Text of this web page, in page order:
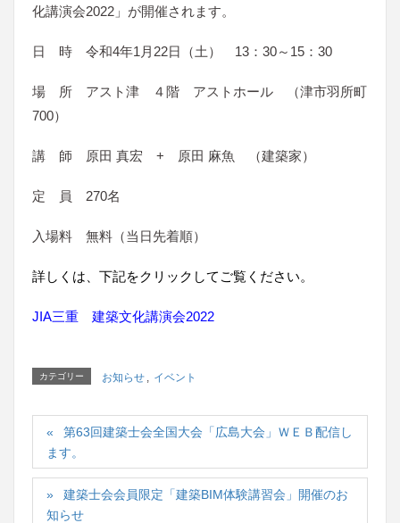
化講演会2022」が開催されます。
日 時 令和4年1月22日（土） 13：30～15：30
場 所 アスト津 ４階 アストホール （津市羽所町
700）
講 師 原田 真宏 + 原田 麻魚 （建築家）
定 員 270名
入場料 無料（当日先着順）
詳しくは、下記をクリックしてご覧ください。
JIA三重 建築文化講演会2022
カテゴリー お知らせ イベント
第63回建築士会全国大会「広島大会」ＷＥＢ配信し
ます。
建築士会会員限定「建築BIM体験講習会」開催のお
知らせ